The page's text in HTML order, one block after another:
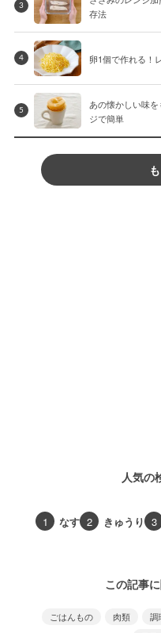
3
存法
4 卵1個で作れる！
5
あの懐かしい味
ジで簡単
人気の
1 なす 2 きゅうり 3
この記事
ごはんもの 肉類 調